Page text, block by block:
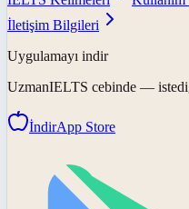
İletişim Bilgileri
Uygulamayı indir
UzmanIELTS cebinde —
İndirApp Store